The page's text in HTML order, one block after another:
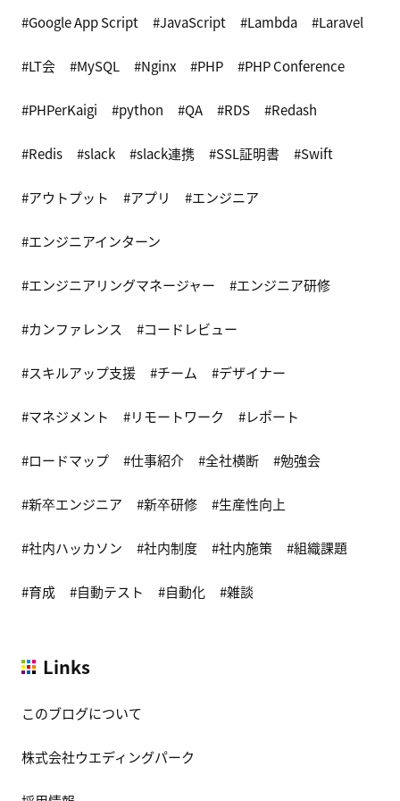
Google App Script JavaScript Lambda Laravel
LT会 MySQL Nginx PHP PHP Conference
PHPerKaigi python QA RDS Redash
Redis slack slack連携 SSL証明書 Swift
アウトプット アプリ エンジニア
エンジニアインターン
エンジニアリングマネージャー エンジニア研修
カンファレンス コードレビュー
スキルアップ支援 チーム デザイナー
マネジメント リモートワーク レポート
ロードマップ 仕事紹介 全社横断 勉強会
新卒エンジニア 新卒研修 生産性向上
社内ハッカソン 社内制度 社内施策 組織課題
育成 自動テスト 自動化 雑談
Links
このブログについて
株式会社ウエディングパーク